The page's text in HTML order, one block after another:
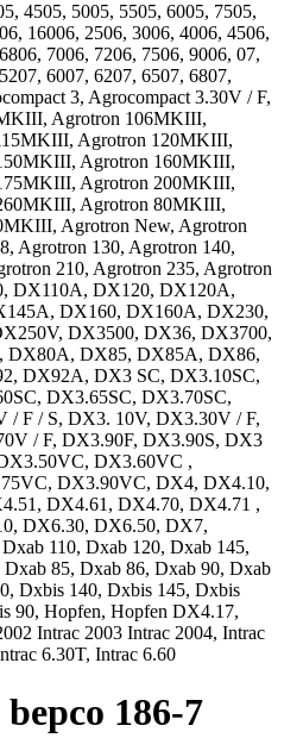
4505, 5005, 5505, 6005, 7505,
16006, 2506, 3006, 4006, 4506,
7006, 7206, 7506, 9006, 07,
6007, 6207, 6507, 6807,
3, Agrocompact 3.30V / F,
Agrotron 106MKIII,
Agrotron 120MKIII,
Agrotron 160MKIII,
Agrotron 200MKIII,
Agrotron 80MKIII,
Agrotron New, Agrotron
Agrotron 130, Agrotron 140,
210, Agrotron 235, Agrotron
DX110A, DX120, DX120A,
DX160, DX160A, DX230,
DX3500, DX36, DX3700,
DX80A, DX85, DX85A, DX86,
DX92A, DX3 SC, DX3.10SC,
DX3.65SC, DX3.70SC,
/ F / S, DX3. 10V, DX3.30V / F,
/ F, DX3.90F, DX3.90S, DX3
DX3.60VC ,
DX3.90VC, DX4, DX4.10,
DX4.61, DX4.70, DX4.71 ,
DX6.30, DX6.50, DX7,
110, Dxab 120, Dxab 145,
85, Dxab 86, Dxab 90, Dxab
Dxbis 140, Dxbis 145, Dxbis
90, Hopfen, Hopfen DX4.17,
Intrac 2003 Intrac 2004, Intrac
6.30T, Intrac 6.60
186-7